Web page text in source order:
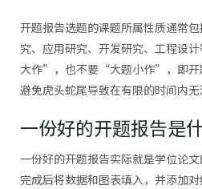
开题报告选题的课题所属性质通常
究、应用研究、开发研究、工程设
大作”，也不要“大题小作”，即开
避免虎头蛇尾导致在有限的时间内无
一份好的开题报告是
一份好的开题报告实际就是学位论
完成后将数据和图表填入，并添加